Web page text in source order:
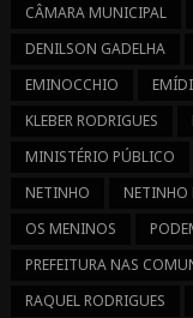
CÂMARA MUNICIPAL
DENILSON GADELHA
EMINOCCHIO
KLEBER RODRIGUES
MINISTÉRIO PÚBLICO
NETINHO
NETINHO
OS MENINOS
PREFEITURA NAS
RAQUEL RODRIGUES